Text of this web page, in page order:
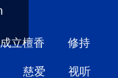
成立檀香 修持
慈爱 视听